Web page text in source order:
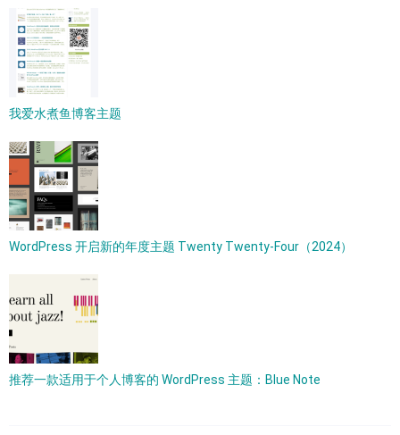
我爱水煮鱼博客主题
WordPress 开启新的年度主题 Twenty Twenty-Four（2024）
推荐一款适用于个人博客的 WordPress 主题：Blue Note